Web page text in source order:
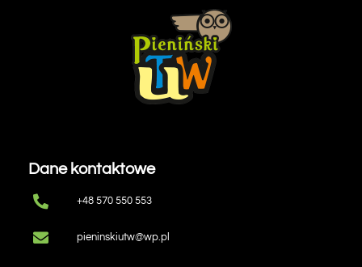
Dane kontaktowe
+48 570 550 553
pieninskiutw@wp.pl